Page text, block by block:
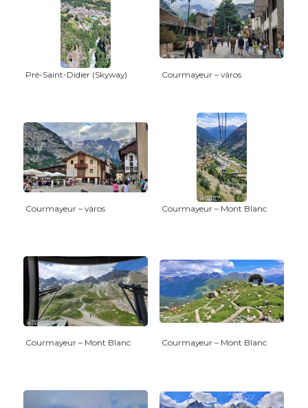
Pré-Saint-Didier (Skyway) Courmayeur – város
Courmayeur – város Courmayeur – Mont Blanc
Courmayeur – Mont Blanc Courmayeur – Mont Blanc